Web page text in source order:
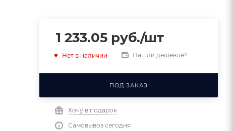
1 233.05руб./шт
Нет в наличии Нашли дешевле?
ПОД ЗАКАЗ
Хочу в подарок
Самовывоз сегодня